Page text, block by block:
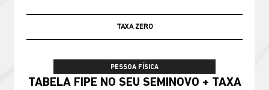
TAXA ZERO
PESSOA FÍSICA
TABELA FIPE NO SEU SEMINOVO + TAXA